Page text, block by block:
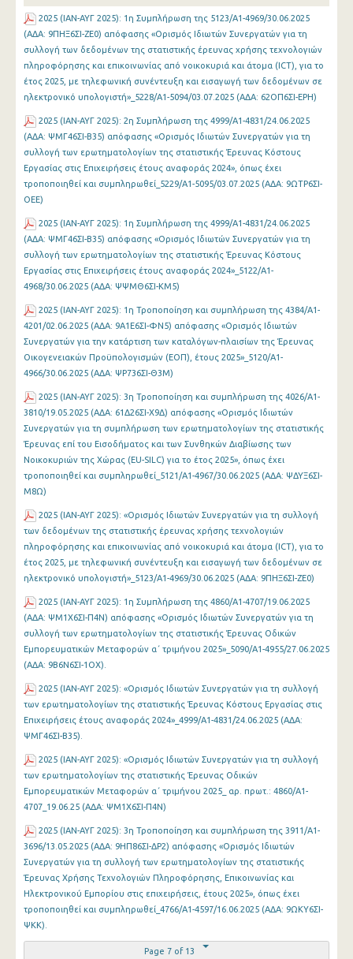
2025 (ΙΑΝ-ΑΥΓ 2025): 1η Συμπλήρωση της 5123/Α1-4969/30.06.2025
(ΑΔΑ: 9ΠΗΞ6ΣΙ-ΖΕ0) απόφασης «Ορισμός Ιδιωτών Συνεργατών για τη
συλλογή των δεδομένων της στατιστικής έρευνας χρήσης τεχνολογιών
πληροφόρησης και επικοινωνίας από νοικοκυριά και άτομα (ICT), για το
έτος 2025, με τηλεφωνική συνέντευξη και εισαγωγή των δεδομένων σε
ηλεκτρονικό υπολογιστή»_5228/Α1-5094/03.07.2025 (ΑΔΑ: 62ΟΠ6ΣΙ-ΕΡΗ)
2025 (ΙΑΝ-ΑΥΓ 2025): 2η Συμπλήρωση της 4999/Α1-4831/24.06.2025
(ΑΔΑ: ΨΜΓ46ΣΙ-Β35) απόφασης «Ορισμός Ιδιωτών Συνεργατών για τη
συλλογή των ερωτηματολογίων της στατιστικής Έρευνας Κόστους
Εργασίας στις Επιχειρήσεις έτους αναφοράς 2024», όπως έχει
τροποποιηθεί και συμπληρωθεί_5229/Α1-5095/03.07.2025 (ΑΔΑ: 9ΩΤΡ6ΣΙ-
ΟΕΕ)
2025 (ΙΑΝ-ΑΥΓ 2025): 1η Συμπλήρωση της 4999/Α1-4831/24.06.2025
(ΑΔΑ: ΨΜΓ46ΣΙ-Β35) απόφασης «Ορισμός Ιδιωτών Συνεργατών για τη
συλλογή των ερωτηματολογίων της στατιστικής Έρευνας Κόστους
Εργασίας στις Επιχειρήσεις έτους αναφοράς 2024»_5122/Α1-
4968/30.06.2025 (ΑΔΑ: ΨΨΜΘ6ΣΙ-ΚΜ5)
2025 (ΙΑΝ-ΑΥΓ 2025): 1η Τροποποίηση και συμπλήρωση της 4384/Α1-
4201/02.06.2025 (ΑΔΑ: 9Α1Ε6ΣΙ-ΦΝ5) απόφασης «Ορισμός Ιδιωτών
Συνεργατών για την κατάρτιση των καταλόγων-πλαισίων της Έρευνας
Οικογενειακών Προϋπολογισμών (ΕΟΠ), έτους 2025»_5120/Α1-
4966/30.06.2025 (ΑΔΑ: ΨΡ736ΣΙ-Θ3Μ)
2025 (ΙΑΝ-ΑΥΓ 2025): 3η Τροποποίηση και συμπλήρωση της 4026/Α1-
3810/19.05.2025 (ΑΔΑ: 61Δ26ΣΙ-Χ9Δ) απόφασης «Ορισμός Ιδιωτών
Συνεργατών για τη συμπλήρωση των ερωτηματολογίων της στατιστικής
Έρευνας επί του Εισοδήματος και των Συνθηκών Διαβίωσης των
Νοικοκυριών της Χώρας (EU-SILC) για το έτος 2025», όπως έχει
τροποποιηθεί και συμπληρωθεί_5121/Α1-4967/30.06.2025 (ΑΔΑ: ΨΔΥΞ6ΣΙ-
Μ8Ω)
2025 (ΙΑΝ-ΑΥΓ 2025): «Ορισμός Ιδιωτών Συνεργατών για τη συλλογή
των δεδομένων της στατιστικής έρευνας χρήσης τεχνολογιών
πληροφόρησης και επικοινωνίας από νοικοκυριά και άτομα (ICT), για το
έτος 2025, με τηλεφωνική συνέντευξη και εισαγωγή των δεδομένων σε
ηλεκτρονικό υπολογιστή»_5123/Α1-4969/30.06.2025 (ΑΔΑ: 9ΠΗΞ6ΣΙ-ΖΕ0)
2025 (ΙΑΝ-ΑΥΓ 2025): 1η Συμπλήρωση της 4860/Α1-4707/19.06.2025
(ΑΔΑ: ΨΜ1Χ6ΣΙ-Π4Ν) απόφασης «Ορισμός Ιδιωτών Συνεργατών για τη
συλλογή των ερωτηματολογίων της στατιστικής Έρευνας Οδικών
Εμπορευματικών Μεταφορών α΄ τριμήνου 2025»_5090/Α1-4955/27.06.2025
(ΑΔΑ: 9Β6Ν6ΣΙ-1ΟΧ).
2025 (ΙΑΝ-ΑΥΓ 2025): «Ορισμός Ιδιωτών Συνεργατών για τη συλλογή
των ερωτηματολογίων της στατιστικής Έρευνας Κόστους Εργασίας στις
Επιχειρήσεις έτους αναφοράς 2024»_4999/Α1-4831/24.06.2025 (ΑΔΑ:
ΨΜΓ46ΣΙ-Β35).
2025 (ΙΑΝ-ΑΥΓ 2025): «Ορισμός Ιδιωτών Συνεργατών για τη συλλογή
των ερωτηματολογίων της στατιστικής Έρευνας Οδικών
Εμπορευματικών Μεταφορών α΄ τριμήνου 2025_ αρ. πρωτ.: 4860/Α1-
4707_19.06.25 (ΑΔΑ: ΨΜ1Χ6ΣΙ-Π4Ν)
2025 (ΙΑΝ-ΑΥΓ 2025): 3η Τροποποίηση και συμπλήρωση της 3911/Α1-
3696/13.05.2025 (ΑΔΑ: 9ΗΠ86ΣΙ-ΔΡ2) απόφασης «Ορισμός Ιδιωτών
Συνεργατών για τη συλλογή των ερωτηματολογίων της στατιστικής
Έρευνας Χρήσης Τεχνολογιών Πληροφόρησης, Επικοινωνίας και
Ηλεκτρονικού Εμπορίου στις επιχειρήσεις, έτους 2025», όπως έχει
τροποποιηθεί και συμπληρωθεί_4766/Α1-4597/16.06.2025 (ΑΔΑ: 9ΩΚΥ6ΣΙ-
ΨΚΚ).
Page 7 of 13